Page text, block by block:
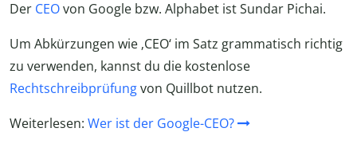
Der CEOvon Google bzw. Alphabet ist Sundar Pichai.
Um Abkürzungen wie ‚CEO‘ im Satz grammatisch richtig
zu verwenden, kannst du die kostenlose
Rechtschreibprüfungvon Quillbot nutzen.
Weiterlesen: Wer ist der Google-CEO?